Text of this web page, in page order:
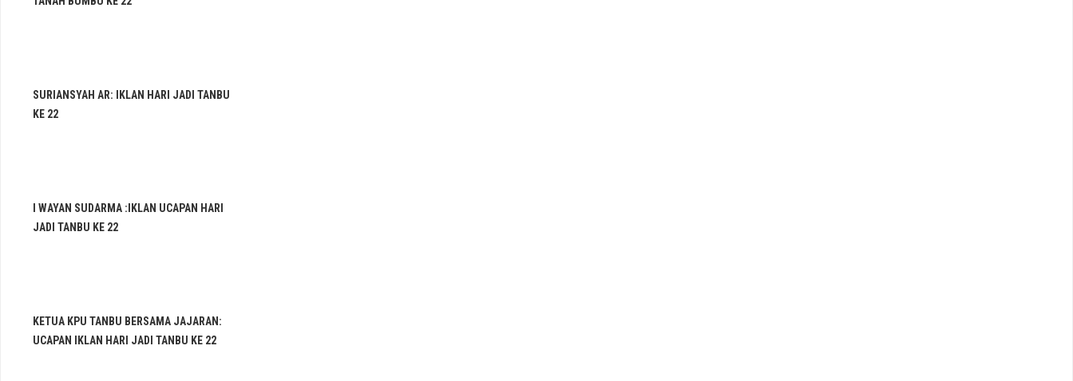
SURIANSYAH AR: IKLAN HARI JADI TANBU
KE 22
I WAYAN SUDARMA :IKLAN UCAPAN HARI
JADI TANBU KE 22
KETUA KPU TANBU BERSAMA JAJARAN:
UCAPAN IKLAN HARI JADI TANBU KE 22